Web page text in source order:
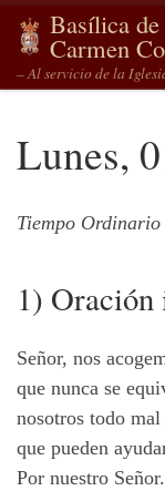
Saltar al contenido
Basílica
Carmen
– Al servicio de la
Lunes,
Tiempo Ordinario
1)
Señor, nos
que nunca se
nosotros todo
que pueden
Por nuestro Señor.